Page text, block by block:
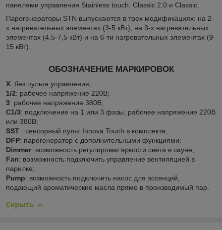
панелями управления Stainless touch, Classic 2.0 и Classiс.
Парогенераторы STN выпускаются в трех модификациях: на 2-
х нагревательных элементах (3-5 кВт), на 3-х нагревательных
элементах (4,5-7,5 кВт) и на 6-ти нагревательных элементах (9-
15 кВт).
ОБОЗНАЧЕНИЕ МАРКИРОВОК
X: без пульта управления;
1/2: рабочее напряжение 220В;
3: рабочее напряжение 380В;
С1/3: подключение на 1 или 3 фазы, рабочее напряжение 220В
или 380В;
SST : сенсорный пульт Innova Touch в комплекте;
DFP: парогенератор с дополнительными функциями:
Dimmer: возможность регулировки яркости света в сауне;
Fan: возможность подключить управление вентиляцией в
парилке;
Pump: возможность подключить насос для эссенций,
подающий ароматические масла прямо в производимый пар.
Скрыть